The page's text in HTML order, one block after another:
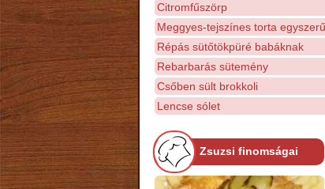
Citromfűszörp
Meggyes-tejszínes torta
Répás sütőtökpüré babáknak
Rebarbarás sütemény
Csőben sült brokkoli
Lencse sólet
Zsuzsi finomságai